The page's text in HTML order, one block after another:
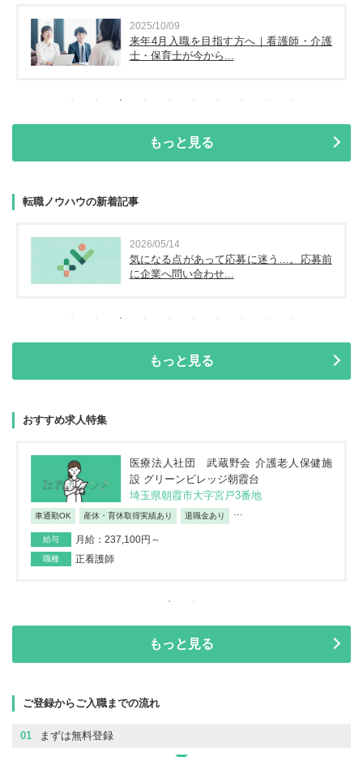
2025/10/09
来年4月入職を目指す方へ｜看護師・介護
士・保育士が今から...
もっと見る
転職ノウハウの新着記事
2026/05/14
気になる点があって応募に迷う…。応募前
に企業へ問い合わせ...
もっと見る
おすすめ求人特集
医療法人社団 武蔵野会 介護老人保健施
設 グリーンビレッジ朝霞台
埼玉県朝霞市大字宮戸3番地
車通勤OK 産休・育休取得実績あり 退職金あり
給与 月給：237,100円～
職種 正看護師
もっと見る
ご登録からご入職までの流れ
01 まずは無料登録